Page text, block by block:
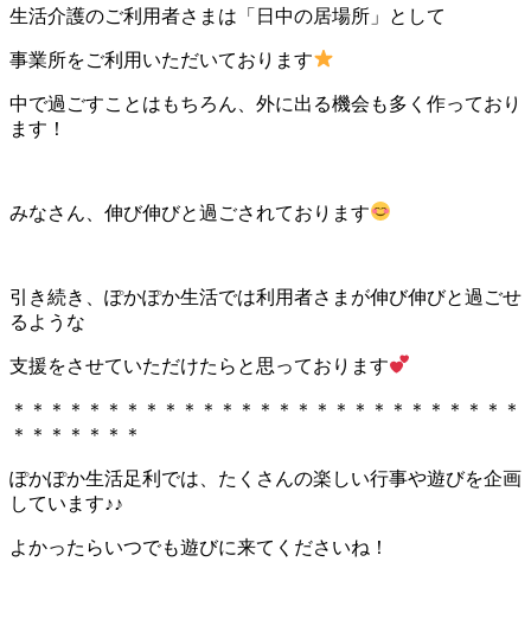
生活介護のご利用者さまは「日中の居場所」として
事業所をご利用いただいております
中で過ごすことはもちろん、外に出る機会も多く作っており
ます！
みなさん、伸び伸びと過ごされております
引き続き、ぽかぽか生活では利用者さまが伸び伸びと過ごせ
るような
支援をさせていただけたらと思っております
＊＊＊＊＊＊＊＊＊＊＊＊＊＊＊＊＊＊＊＊＊＊＊＊＊＊＊
＊＊＊＊＊＊＊
ぽかぽか生活足利では、たくさんの楽しい行事や遊びを企画
しています♪♪
よかったらいつでも遊びに来てくださいね！